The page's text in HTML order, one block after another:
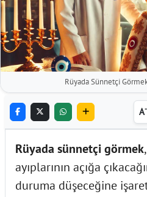
Rüyada Sünnetçi
A-
Rüyada sünnetçi görmek
ayıplarının açığa
duruma düşeceğine